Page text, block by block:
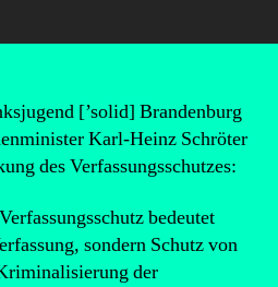
[’solid] Brandenburg
Karl-Heinz Schröter
des Verfassungsschutzes:
bedeutet
sondern Schutz von
der